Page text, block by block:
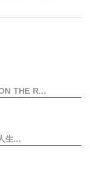
THE R...
生...